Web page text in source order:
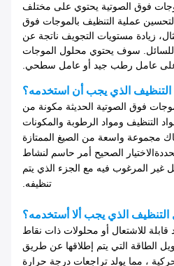
فوق الصوتية يحتوي على مختلف
عملية التنظيف بالموجات فوق
زيادة مستويات التجويف ناتجة عن
سوف يحتوي محلول الموجات
على عامل رطب جيد أو عامل سطحي.
فوق الصوتية الحديثة مكونة من
التنظيف ومواد الرطوبة والمكونات
مجموعة واسعة من الصيغ الممتازة
الصحيح أمر حاسم لنشاط
غير المرغوب فيه مع الجزء الذي يتم
تنظيفه.
قابلة للاشتعال أو محلولات ذات نقاط
الطاقة التي يتم إطلاقها عن طريق
، مما يولد تراجعات درجة حرارة